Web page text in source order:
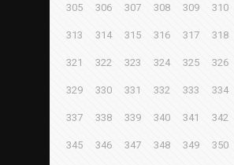
305 306 307 308 309 310
313 314 315 316 317 318
321 322 323 324 325 326
329 330 331 332 333 334
337 338 339 340 341 342
345 346 347 348 349 350